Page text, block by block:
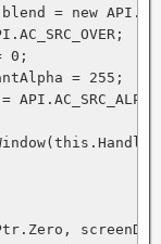
= new
0;
= 255;